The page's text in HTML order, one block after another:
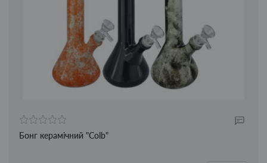
Бонг керамічний "Colb"